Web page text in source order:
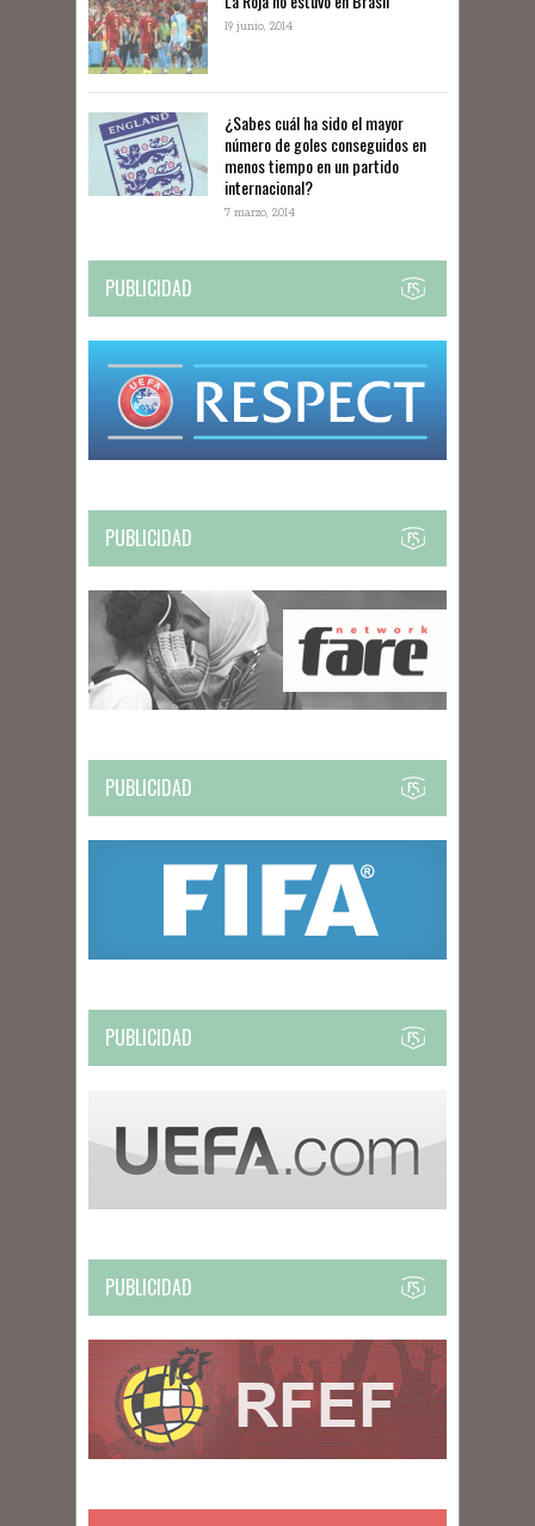
19 junio, 2014
¿Sabes cuál ha sido el mayor
número de goles conseguidos en
menos tiempo en un partido
internacional?
7 marzo, 2014
PUBLICIDAD
PUBLICIDAD
PUBLICIDAD
PUBLICIDAD
PUBLICIDAD